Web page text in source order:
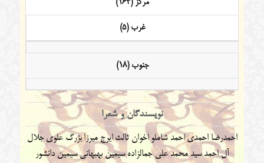
مرکز (164)
غرب (5)
جنوب (18)
نویسندگان و شعرا
احمدرضا احمدیاحمد شاملو اخوان ثالث ایرج میرزابزرگ علوی جلال
آل احمدسید محمد علی جمالزادهسیمین بهبهانیسیمین دانشور